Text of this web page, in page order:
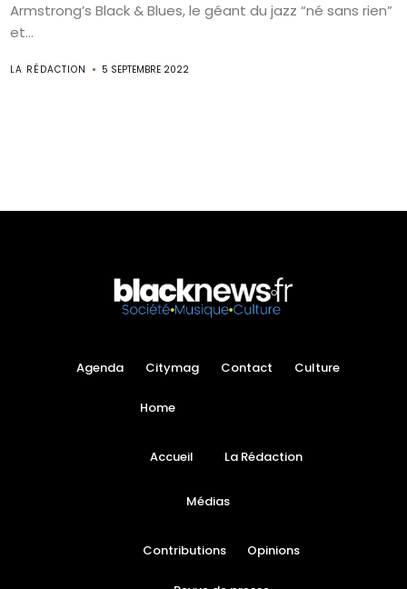
Armstrong’s Black & Blues, le géant du jazz “né sans rien”
et...
LA RÉDACTION 5 SEPTEMBRE 2022
Agenda Citymag Contact Culture
Home
Accueil La Rédaction
Médias
Contributions Opinions